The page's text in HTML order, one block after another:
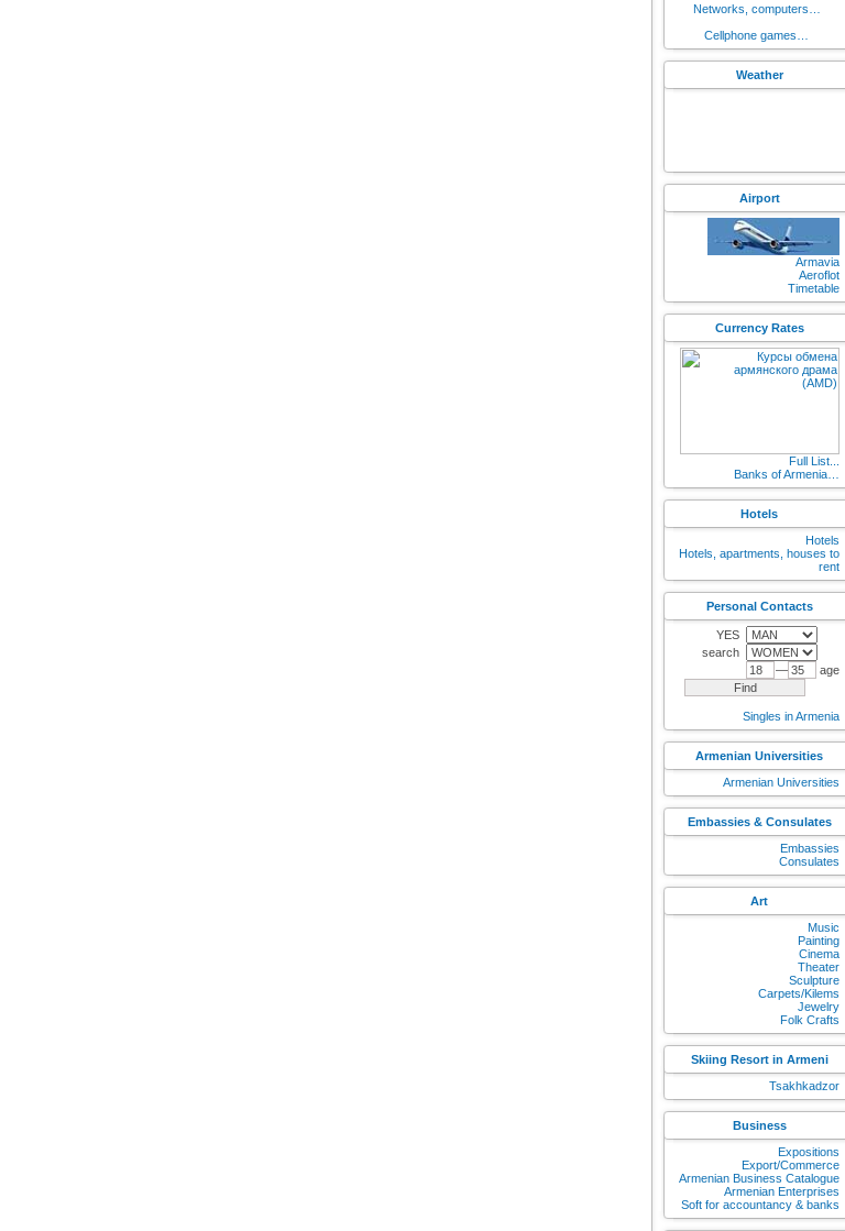
Networks, computers…
Cellphone games…
Weather
Airport
Armavia
Aeroflot
Timetable
Currency Rates
Full List...
Banks of Armenia…
Hotels
Hotels
Hotels, apartments, houses to
rent
Personal Contacts
YES
search
—
age
Singles in Armenia
Armenian Universities
Armenian Universities
Embassies & Consulates
Embassies
Consulates
Art
Music
Painting
Cinema
Theater
Sculpture
Carpets/Kilems
Jewelry
Folk Crafts
Skiing Resort in Armeni
Tsakhkadzor
Business
Expositions
Export/Commerce
Armenian Business Catalogue
Armenian Enterprises
Soft for accountancy & banks